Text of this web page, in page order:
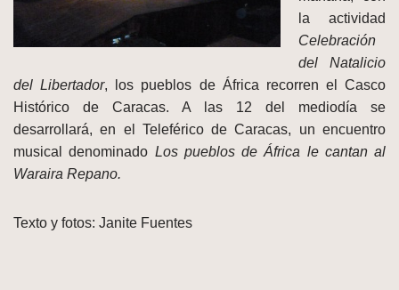
la actividad
Celebración
del Natalicio
del Libertador, los pueblos de África recorren el Casco
Histórico de Caracas. A las 12 del mediodía se
desarrollará, en el Teleférico de Caracas, un encuentro
musical denominado Los pueblos de África le cantan al
Waraira Repano.
Texto y fotos: Janite Fuentes